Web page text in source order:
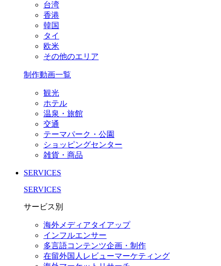
台湾
香港
韓国
タイ
欧米
その他のエリア
制作動画一覧
観光
ホテル
温泉・旅館
交通
テーマパーク・公園
ショッピングセンター
雑貨・商品
SERVICES
SERVICES
サービス別
海外メディアタイアップ
インフルエンサー
多言語コンテンツ企画・制作
在留外国⼈レビューマーケティング